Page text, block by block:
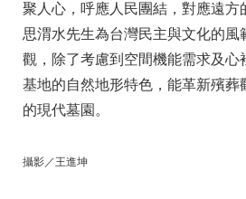
聚人心，呼應人民團結，對應遠方
思渭水先生為台灣民主與文化的風
觀，除了考慮到空間機能需求及心
基地的自然地形特色，能革新殯葬
的現代墓園。
攝影／王進坤